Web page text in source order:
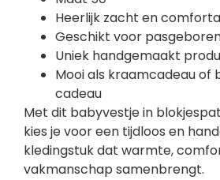
Heerlijk zacht en
Geschikt voor
Uniek handgemaakt
Mooi als kraamcadeau of
cadeau
Met dit babyvestje in
kies je voor een tijdloos en
kledingstuk dat warmte,
vakmanschap samenbrengt.